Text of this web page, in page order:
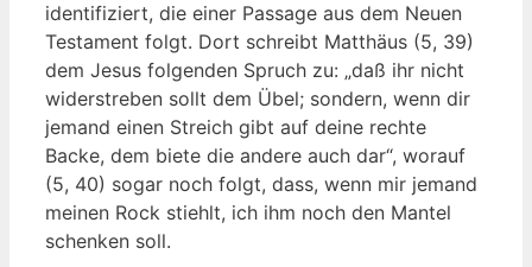
iden­ti­fi­ziert, die einer Pas­sa­ge aus dem Neu­en
Tes­ta­ment folgt. Dort schreibt Mat­thä­us (5, 39)
dem Jesus fol­gen­den Spruch zu: „daß ihr nicht
wider­stre­ben sollt dem Übel; son­dern, wenn dir
jemand einen Streich gibt auf dei­ne rech­te
Backe, dem bie­te die ande­re auch dar“, wor­auf
(5, 40) sogar noch folgt, dass, wenn mir jemand
mei­nen Rock stiehlt, ich ihm noch den Man­tel
schen­ken soll.